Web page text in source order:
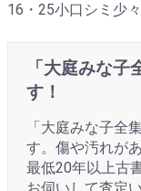
16・25小口シミ少
「大庭みな
す！
「大庭みな子
す。傷や汚れが
最低20年以上古